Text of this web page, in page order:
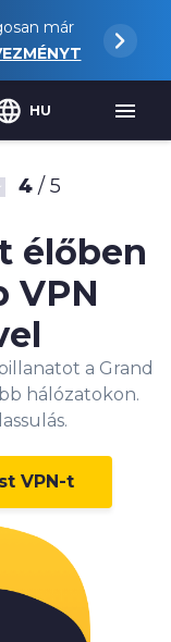
már
HU
4 / 5
élőben
VPN
a Grand
hálózatokon.
VPN-t